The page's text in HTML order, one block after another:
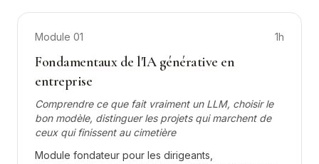
Module 01 1h
Fondamentaux de l'IA générative en
entreprise
Comprendre ce que fait vraiment un LLM, choisir le
bon modèle, distinguer les projets qui marchent de
ceux qui finissent au cimetière
Module fondateur pour les dirigeants,